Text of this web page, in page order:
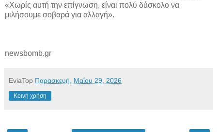
«Χωρίς αυτή την επίγνωση, είναι πολύ δύσκολο να
μιλήσουμε σοβαρά για αλλαγή».
newsbomb.gr
EviaTop Παρασκευή, Μαΐου 29, 2026
Κοινή χρήση